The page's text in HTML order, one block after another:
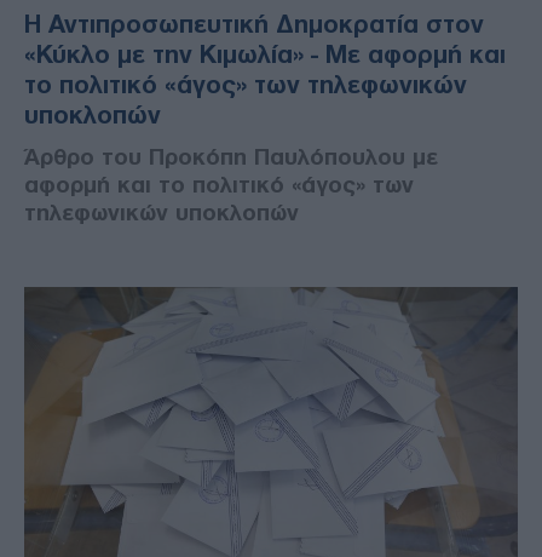
Η Αντιπροσωπευτική Δημοκρατία στον
«Κύκλο με την Κιμωλία» - Με αφορμή και
το πολιτικό «άγος» των τηλεφωνικών
υποκλοπών
Άρθρο του Προκόπη Παυλόπουλου με
αφορμή και το πολιτικό «άγος» των
τηλεφωνικών υποκλοπών